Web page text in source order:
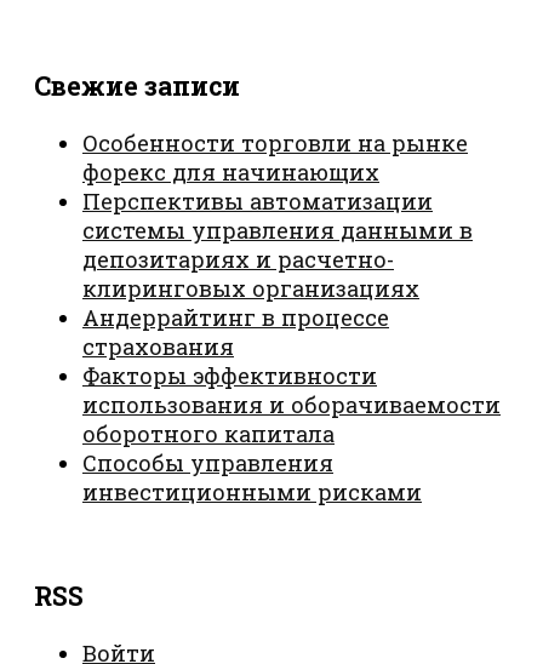
Свежие записи
Особенности торговли на рынке
форекс для начинающих
Перспективы автоматизации
системы управления данными в
депозитариях и расчетно-
клиринговых организациях
Андеррайтинг в процессе
страхования
Факторы эффективности
использования и оборачиваемости
оборотного капитала
Способы управления
инвестиционными рисками
RSS
Войти